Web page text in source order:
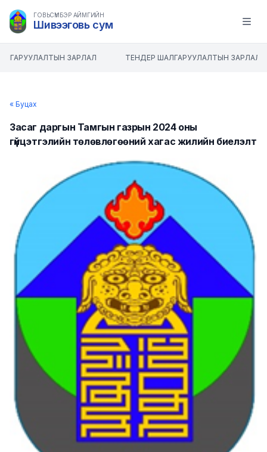
ГОВЬСҮМБЭР АЙМГИЙН
Шивээговь сум Open
ЗАРЛАЛ ТЕНДЕР ШАЛГАРУУЛАЛТЫН ЗАРЛАЛ
« Буцах
Засаг даргын Тамгын газрын 2024 оны
гүйцэтгэлийн төлөвлөгөөний хагас жилийн биелэлт